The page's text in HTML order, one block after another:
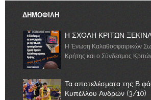
ΔΗΜΟΦΙΛΗ
Η ΣΧΟΛΗ ΚΡΙΤΩΝ
Η Ένωση Καλαθοσφαιρικών
Κρήτης και ο Σύνδεσμος
Τα αποτελέσματα της Β
Κυπέλλου Ανδρών (3/10)